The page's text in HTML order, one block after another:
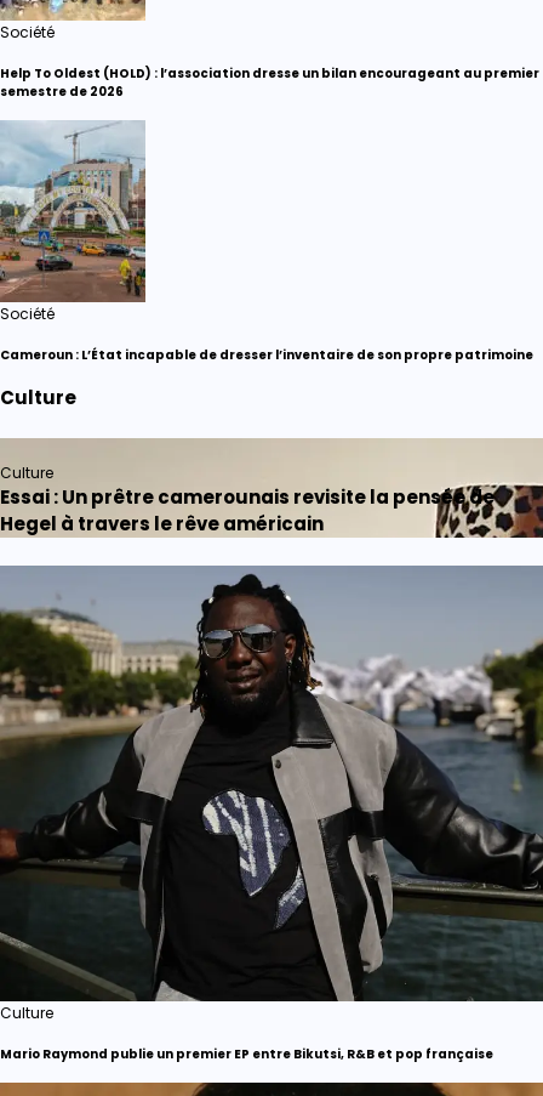
Société
Help To Oldest (HOLD) : l’association dresse un bilan encourageant au premier
semestre de 2026
Société
Cameroun : L’État incapable de dresser l’inventaire de son propre patrimoine
Culture
Culture
Essai : Un prêtre camerounais revisite la pensée de
Hegel à travers le rêve américain
Culture
Mario Raymond publie un premier EP entre Bikutsi, R&B et pop française